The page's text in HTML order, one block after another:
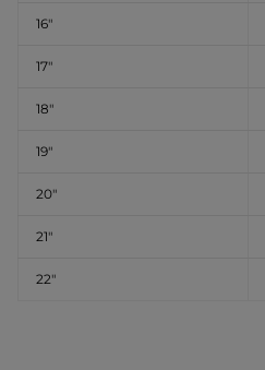
16″
17″
18″
19″
20″
21″
22″